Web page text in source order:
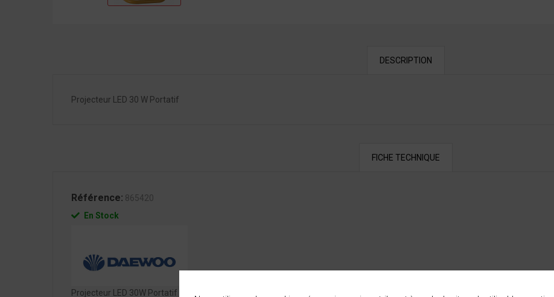
DESCRIPTION
Projecteur LED 30 W Portatif
FICHE TECHNIQUE
Référence: 865420
En Stock
Projecteur LED 30W Portatif - Basse consommation - extérieur IP65